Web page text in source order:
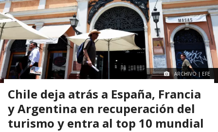
ARCHIVO | EFE
Chile deja atrás a España, Francia
y Argentina en recuperación del
turismo y entra al top 10 mundial